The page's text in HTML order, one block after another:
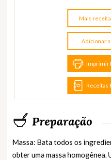
Mais
Adicionar
Imprimir
Receitas
Preparação
Massa: Bata todos os
obter uma massa